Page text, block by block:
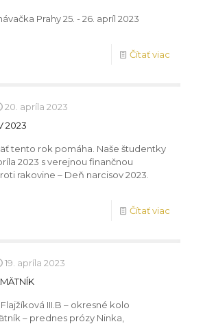
Prahy 25. - 26. apríl 2023
Čítať viac
20. apríla 2023
2023
tento rok pomáha. Naše študentky
2023 s verejnou finančnou
rakovine – Deň narcisov 2023.
Čítať viac
19. apríla 2023
III.B – okresné kolo
– prednes prózy Ninka,